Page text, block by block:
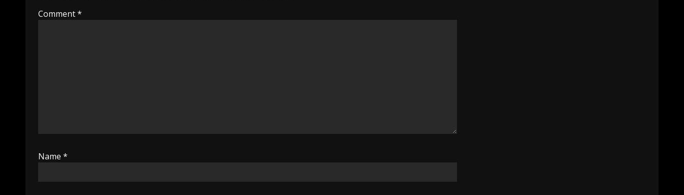
Comment*
Name *